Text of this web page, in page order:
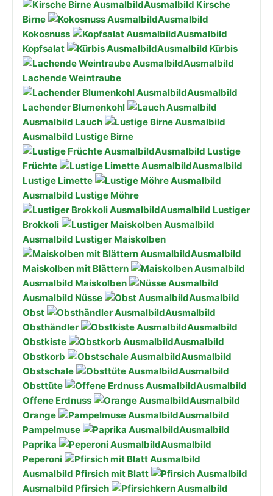
Ausmalbild Kirsche
Birne
Ausmalbild
Kokosnuss
Ausmalbild
Kopfsalat
Ausmalbild Kürbis
Ausmalbild
Lachende Weintraube
Ausmalbild
Lachender Blumenkohl
Ausmalbild Lauch
Ausmalbild Lustige Birne
Ausmalbild Lustige
Früchte
Ausmalbild
Lustige Limette
Ausmalbild Lustige Möhre
Ausmalbild Lustiger
Brokkoli
Ausmalbild Lustiger Maiskolben
Ausmalbild
Maiskolben mit Blättern
Ausmalbild Maiskolben
Ausmalbild Nüsse
Ausmalbild
Obst
Ausmalbild
Obsthändler
Ausmalbild
Obstkiste
Ausmalbild
Obstkorb
Ausmalbild
Obstschale
Ausmalbild
Obsttüte
Ausmalbild
Offene Erdnuss
Ausmalbild
Orange
Ausmalbild
Pampelmuse
Ausmalbild
Paprika
Ausmalbild
Peperoni
Ausmalbild Pfirsich mit Blatt
Ausmalbild Pfirsich